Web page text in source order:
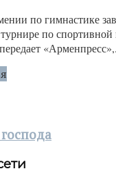
по гимнастике
по спортивной